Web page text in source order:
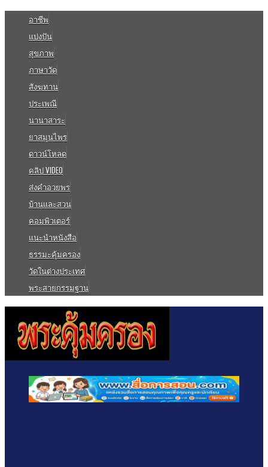
อาชีพ
แบ่งปัน
สุขภาพ
ภาษาวัด
สังฆทาน
ประเพณี
นานาสาระ
ยาสมุนไพร
ดาวน์โหลด
คลิป VIDEO
ส่งคำอวยพร
บ้านและสวน
คอมพิวเตอร์
แนะนำหนังสือ
ธรรมะคุ้มครอง
วัดในต่างประเทศ
พระสายกรรมฐาน